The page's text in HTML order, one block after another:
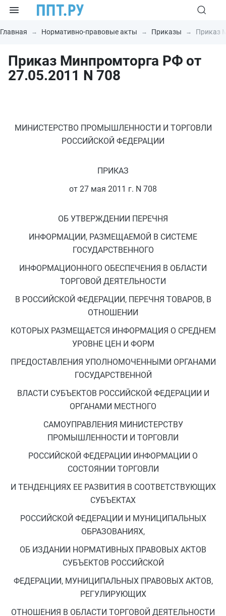
Главная Нормативно-правовые акты Приказы Приказ
Приказ Минпромторга РФ от
27.05.2011 N 708
МИНИСТЕРСТВО ПРОМЫШЛЕННОСТИ И ТОРГОВЛИ
РОССИЙСКОЙ ФЕДЕРАЦИИ
ПРИКАЗ
от 27 мая 2011 г. N 708
ОБ УТВЕРЖДЕНИИ ПЕРЕЧНЯ
ИНФОРМАЦИИ, РАЗМЕЩАЕМОЙ В СИСТЕМЕ
ГОСУДАРСТВЕННОГО
ИНФОРМАЦИОННОГО ОБЕСПЕЧЕНИЯ В ОБЛАСТИ
ТОРГОВОЙ ДЕЯТЕЛЬНОСТИ
В РОССИЙСКОЙ ФЕДЕРАЦИИ, ПЕРЕЧНЯ ТОВАРОВ, В
ОТНОШЕНИИ
КОТОРЫХ РАЗМЕЩАЕТСЯ ИНФОРМАЦИЯ О СРЕДНЕМ
УРОВНЕ ЦЕН И ФОРМ
ПРЕДОСТАВЛЕНИЯ УПОЛНОМОЧЕННЫМИ ОРГАНАМИ
ГОСУДАРСТВЕННОЙ
ВЛАСТИ СУБЪЕКТОВ РОССИЙСКОЙ ФЕДЕРАЦИИ И
ОРГАНАМИ МЕСТНОГО
САМОУПРАВЛЕНИЯ МИНИСТЕРСТВУ
ПРОМЫШЛЕННОСТИ И ТОРГОВЛИ
РОССИЙСКОЙ ФЕДЕРАЦИИ ИНФОРМАЦИИ О
СОСТОЯНИИ ТОРГОВЛИ
И ТЕНДЕНЦИЯХ ЕЕ РАЗВИТИЯ В СООТВЕТСТВУЮЩИХ
СУБЪЕКТАХ
РОССИЙСКОЙ ФЕДЕРАЦИИ И МУНИЦИПАЛЬНЫХ
ОБРАЗОВАНИЯХ,
ОБ ИЗДАНИИ НОРМАТИВНЫХ ПРАВОВЫХ АКТОВ
СУБЪЕКТОВ РОССИЙСКОЙ
ФЕДЕРАЦИИ, МУНИЦИПАЛЬНЫХ ПРАВОВЫХ АКТОВ,
РЕГУЛИРУЮЩИХ
ОТНОШЕНИЯ В ОБЛАСТИ ТОРГОВОЙ ДЕЯТЕЛЬНОСТИ